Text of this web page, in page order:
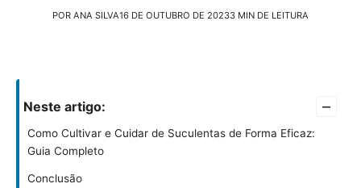
POR ANA SILVA16 DE OUTUBRO DE 20233 MIN DE LEITURA
Neste artigo: –
Como Cultivar e Cuidar de Suculentas de Forma Eficaz:
Guia Completo
Conclusão